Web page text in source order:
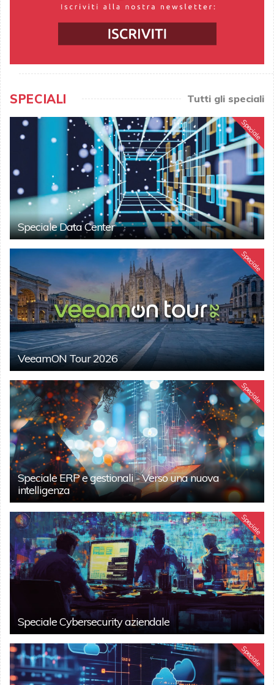
SPECIALI Tutti gli speciali
Speciale
Speciale Data Center
Speciale
VeeamON Tour 2026
Speciale
Speciale ERP e gestionali - Verso una nuova
intelligenza
Speciale
Speciale Cybersecurity aziendale
Speciale